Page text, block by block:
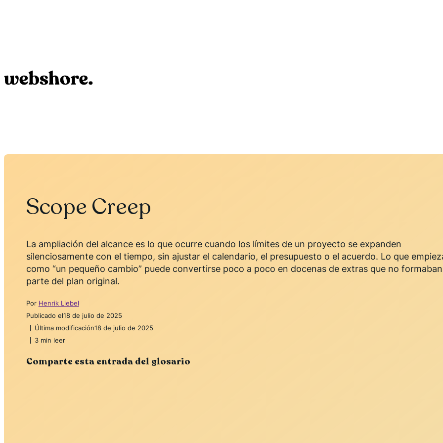
Scope Creep
La ampliación del alcance es lo que ocurre cuando los límites de un proyecto se expanden
silenciosamente con el tiempo, sin ajustar el calendario, el presupuesto o el acuerdo. Lo que
como “un pequeño cambio” puede convertirse poco a poco en docenas de extras que no formaban
parte del plan original.
Por Henrik Liebel
Publicado el18 de julio de 2025
Última modificación18 de julio de 2025
3 min leer
Comparte esta entrada del glosario